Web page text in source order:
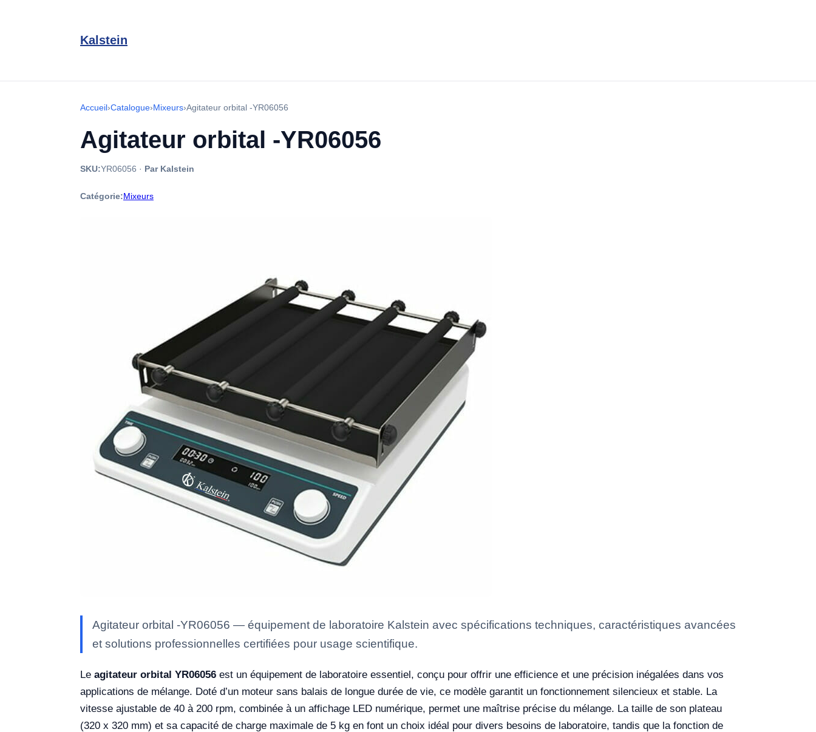
Kalstein
Accueil›Catalogue›Mixeurs›Agitateur orbital -YR06056
Agitateur orbital -YR06056
SKU:YR06056 · Par Kalstein
Catégorie:Mixeurs
Agitateur orbital -YR06056 — équipement de laboratoire Kalstein avec spécifications techniques, caractéristiques avancées
et solutions professionnelles certifiées pour usage scientifique.
Le agitateur orbital YR06056 est un équipement de laboratoire essentiel, conçu pour offrir une efficience et une précision inégalées dans vos
applications de mélange. Doté d’un moteur sans balais de longue durée de vie, ce modèle garantit un fonctionnement silencieux et stable. La
vitesse ajustable de 40 à 200 rpm, combinée à un affichage LED numérique, permet une maîtrise précise du mélange. La taille de son plateau
(320 x 320 mm) et sa capacité de charge maximale de 5 kg en font un choix idéal pour divers besoins de laboratoire, tandis que la fonction de